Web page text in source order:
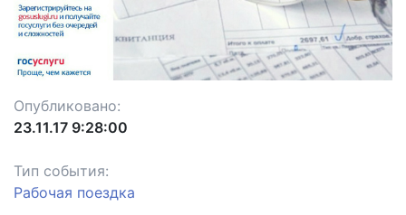
Опубликовано:
23.11.17 9:28:00
Тип события:
Рабочая поездка